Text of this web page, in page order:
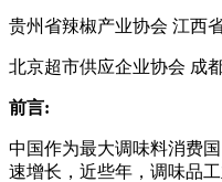
贵州省辣椒产业协会 江西
北京超市供应企业协会 成
前言:
中国作为最大调味料消费
速增长，近些年，调味品